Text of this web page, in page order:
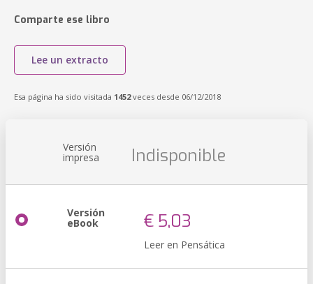
Comparte ese libro
Lee un extracto
Esa página ha sido visitada 1452veces desde 06/12/2018
Versión
impresa Indisponible
Versión
eBook € 5,03
Leer en Pensática